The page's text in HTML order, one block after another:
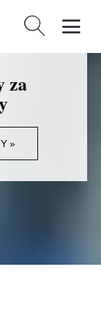
Vyhledávání
za
»